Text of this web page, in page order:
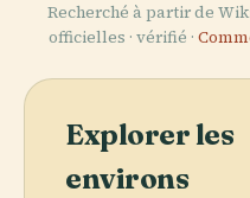
Recherché à partir de
officielles · vérifié ·
Explorer les
environs